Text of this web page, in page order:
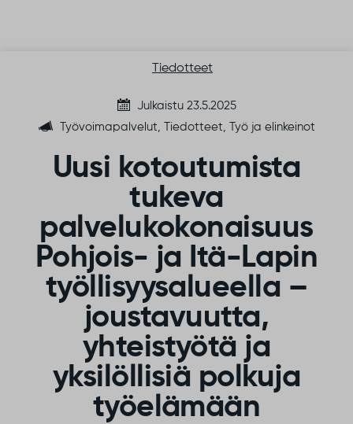
Tiedotteet
Julkaistu 23.5.2025
Työvoimapalvelut, Tiedotteet, Työ ja elinkeinot
Uusi kotoutumista
tukeva
palvelukokonaisuus
Pohjois- ja Itä-Lapin
työllisyysalueella –
joustavuutta,
yhteistyötä ja
yksilöllisiä polkuja
työelämään